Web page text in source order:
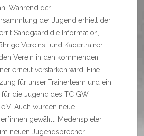
Während der
der Jugend erhielt der
Sandgaard die Information,
Vereins- und Kadertrainer
Verein in den kommenden
erneut verstärken wird. Eine
für unser Trainerteam und ein
für die Jugend des TC GW
e.V. Auch wurden neue
gewählt. Medenspieler
neuen Jugendsprecher